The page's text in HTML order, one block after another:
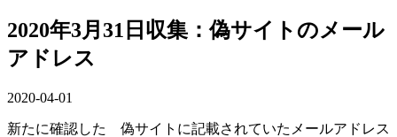
2020年3月31日収集：偽サイトのメール
アドレス
2020-04-01
新たに確認した 偽サイトに記載されていたメールアドレス